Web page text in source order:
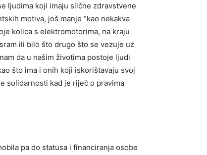
ljudima koji imaju slične zdravstvene
motiva, još manje “kao nekakva
kolica s elektromotorima, na kraju
ili bilo što drugo što se vezuje uz
da u našim životima postoje ljudi
što ima i onih koji iskorištavaju svoj
solidarnosti kad je riječ o pravima
pa do statusa i financiranja osobe